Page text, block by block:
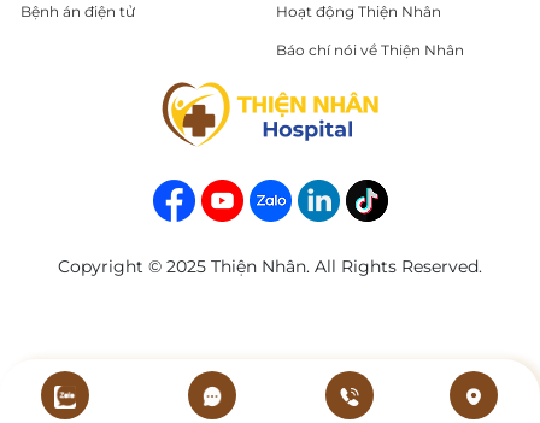
Bệnh án điện tử Hoạt động Thiện Nhân
Báo chí nói về Thiện Nhân
Copyright © 2025 Thiện Nhân. All Rights Reserved.